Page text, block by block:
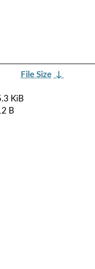
File Size ↓
KiB
B